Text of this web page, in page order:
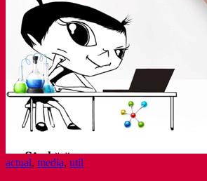
actual, media, util